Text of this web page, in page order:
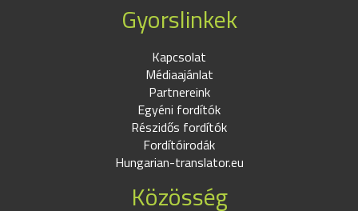
Gyorslinkek
Kapcsolat
Médiaajánlat
Partnereink
Egyéni fordítók
Részidős fordítók
Fordítóirodák
Hungarian-translator.eu
Közösség